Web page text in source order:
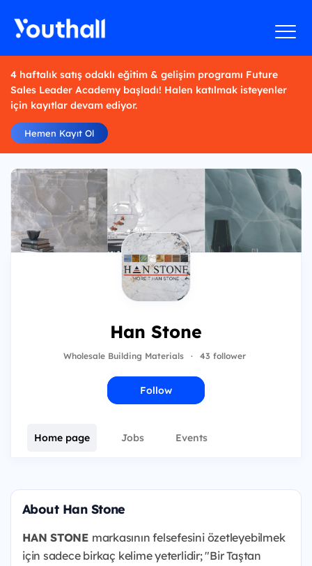
4 haftalık satış odaklı eğitim & gelişim programı Future
Sales Leader Academy başladı! Halen katılmak isteyenler
için kayıtlar devam ediyor.
Hemen Kayıt Ol
Han Stone
Wholesale Building Materials · 43 follower
Follow
Home page Jobs Events
About Han Stone
HAN STONE markasının felsefesini özetleyebilmek
için sadece birkaç kelime yeterlidir; "Bir Taştan